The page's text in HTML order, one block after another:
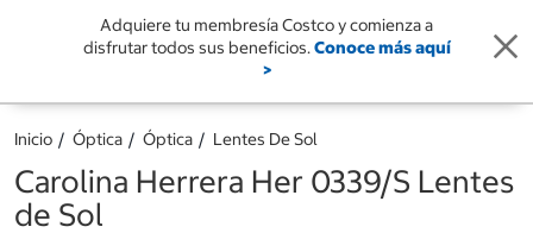
Adquiere tu membresía Costco y comienza a
disfrutar todos sus beneficios.Conoce más aquí
>
Inicio Óptica Óptica Lentes De Sol
Carolina Herrera Her 0339/S Lentes
de Sol